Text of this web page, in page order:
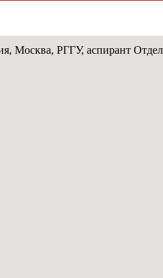
Москва, РГГУ, аспирант